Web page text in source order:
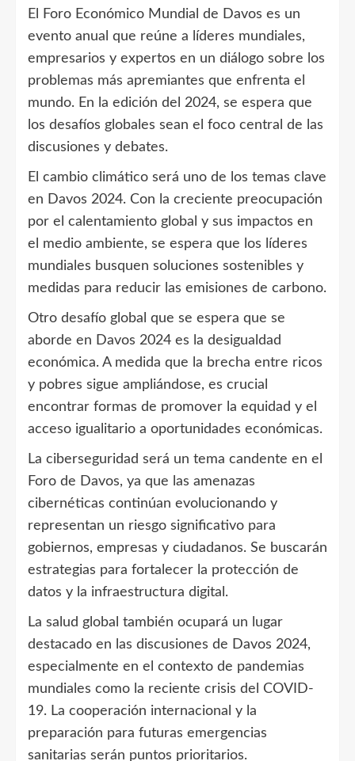
El Foro Económico Mundial de Davos es un
evento anual que reúne a líderes mundiales,
empresarios y expertos en un diálogo sobre los
problemas más apremiantes que enfrenta el
mundo. En la edición del 2024, se espera que
los desafíos globales sean el foco central de las
discusiones y debates.
El cambio climático será uno de los temas clave
en Davos 2024. Con la creciente preocupación
por el calentamiento global y sus impactos en
el medio ambiente, se espera que los líderes
mundiales busquen soluciones sostenibles y
medidas para reducir las emisiones de carbono.
Otro desafío global que se espera que se
aborde en Davos 2024 es la desigualdad
económica. A medida que la brecha entre ricos
y pobres sigue ampliándose, es crucial
encontrar formas de promover la equidad y el
acceso igualitario a oportunidades económicas.
La ciberseguridad será un tema candente en el
Foro de Davos, ya que las amenazas
cibernéticas continúan evolucionando y
representan un riesgo significativo para
gobiernos, empresas y ciudadanos. Se buscarán
estrategias para fortalecer la protección de
datos y la infraestructura digital.
La salud global también ocupará un lugar
destacado en las discusiones de Davos 2024,
especialmente en el contexto de pandemias
mundiales como la reciente crisis del COVID-
19. La cooperación internacional y la
preparación para futuras emergencias
sanitarias serán puntos prioritarios.